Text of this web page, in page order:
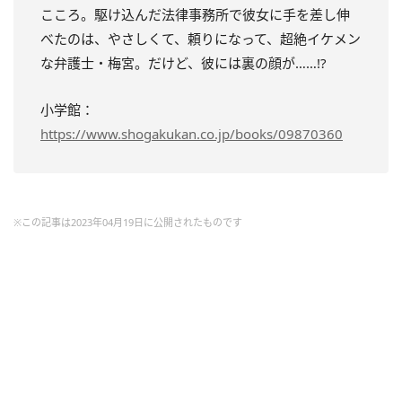
こころ。駆け込んだ法律事務所で彼女に手を差し伸
べたのは、やさしくて、頼りになって、超絶イケメン
な弁護士・梅宮。だけど、彼には裏の顔が……!?
小学館：
https://www.shogakukan.co.jp/books/09870360
※この記事は2023年04月19日に公開されたものです